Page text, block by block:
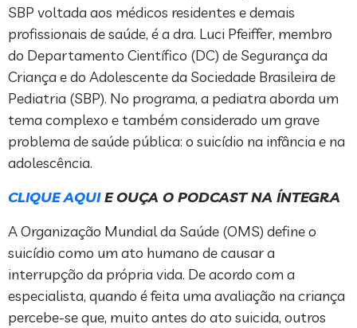
SBP voltada aos médicos residentes e demais
profissionais de saúde, é a dra. Luci Pfeiffer, membro
do Departamento Científico (DC) de Segurança da
Criança e do Adolescente da Sociedade Brasileira de
Pediatria (SBP). No programa, a pediatra aborda um
tema complexo e também considerado um grave
problema de saúde pública: o suicídio na infância e na
adolescência.
CLIQUE AQUIE OUÇA O PODCAST NA ÍNTEGRA
A Organização Mundial da Saúde (OMS) define o
suicídio como um ato humano de causar a
interrupção da própria vida. De acordo com a
especialista, quando é feita uma avaliação na criança
percebe-se que, muito antes do ato suicida, outros